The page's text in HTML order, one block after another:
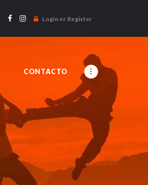
Login or Register
CONTACTO